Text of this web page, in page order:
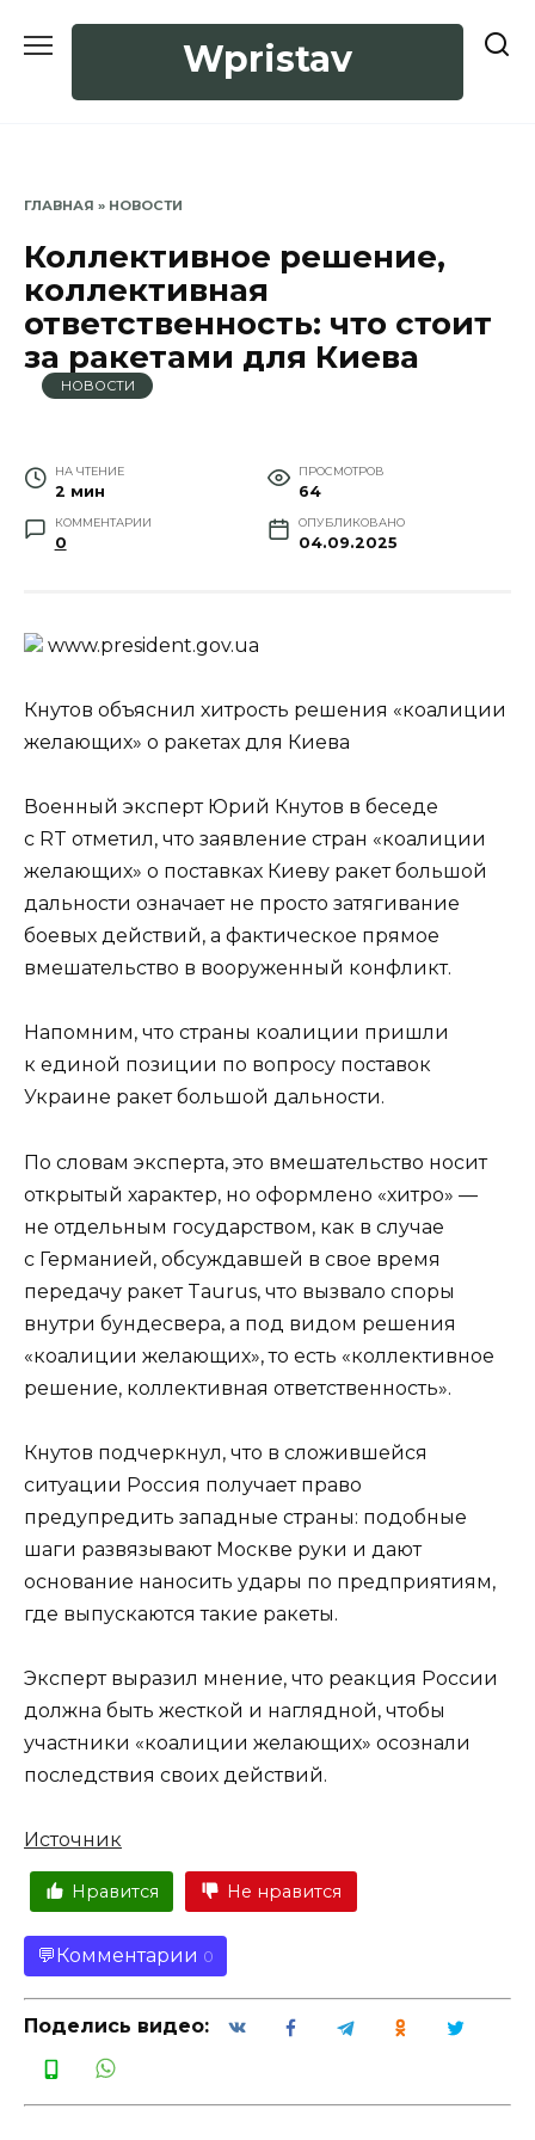
Wpristav
ГЛАВНАЯ » НОВОСТИ
Коллективное решение,
коллективная
ответственность: что стоит
за ракетами для Киева
НОВОСТИ
НА ЧТЕНИЕ
2 мин
ПРОСМОТРОВ
64
КОММЕНТАРИИ
0
ОПУБЛИКОВАНО
04.09.2025
www.prеsidеnt.gоv.uа
Кнутов объяснил хитрость решения «коалиции
желающих» о ракетах для Киева
Военный эксперт Юрий Кнутов в беседе
с RT отметил, что заявление стран «коалиции
желающих» о поставках Киеву ракет большой
дальности означает не просто затягивание
боевых действий, а фактическое прямое
вмешательство в вооруженный конфликт.
Напомним, что страны коалиции пришли
к единой позиции по вопросу поставок
Украине ракет большой дальности.
По словам эксперта, это вмешательство носит
открытый характер, но оформлено «хитро» —
не отдельным государством, как в случае
с Германией, обсуждавшей в свое время
передачу ракет Taurus, что вызвало споры
внутри бундесвера, а под видом решения
«коалиции желающих», то есть «коллективное
решение, коллективная ответственность».
Кнутов подчеркнул, что в сложившейся
ситуации Россия получает право
предупредить западные страны: подобные
шаги развязывают Москве руки и дают
основание наносить удары по предприятиям,
где выпускаются такие ракеты.
Эксперт выразил мнение, что реакция России
должна быть жесткой и наглядной, чтобы
участники «коалиции желающих» осознали
последствия своих действий.
Источник
Нравится Не нравится
Комментарии 0
Поделись видео: